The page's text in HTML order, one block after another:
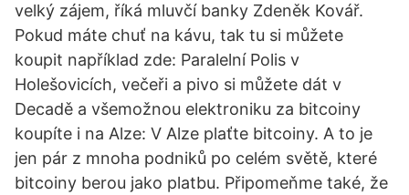
velký zájem, říká mluvčí banky Zdeněk Kovář.
Pokud máte chuť na kávu, tak tu si můžete
koupit například zde: Paralelní Polis v
Holešovicích, večeři a pivo si můžete dát v
Decadě a všemožnou elektroniku za bitcoiny
koupíte i na Alze: V Alze plaťte bitcoiny. A to je
jen pár z mnoha podniků po celém světě, které
bitcoiny berou jako platbu. Připomeňme také, že